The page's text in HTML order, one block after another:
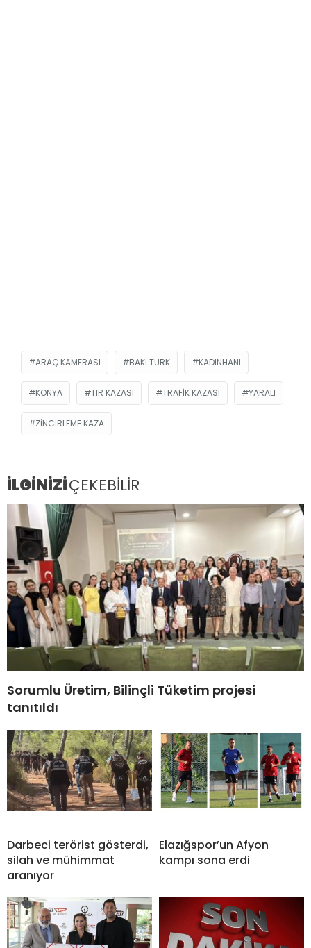
ARAÇ KAMERASI BAKI TÜRK KADINHANI
KONYA TIR KAZASI TRAFIK KAZASI YARALI
ZINCIRLEME KAZA
İLGİNİZİÇEKEBİLİR
Sorumlu Üretim, Bilinçli Tüketim projesi
tanıtıldı
Darbeci terörist gösterdi,
silah ve mühimmat
aranıyor
Elazığspor’un Afyon
kampı sona erdi